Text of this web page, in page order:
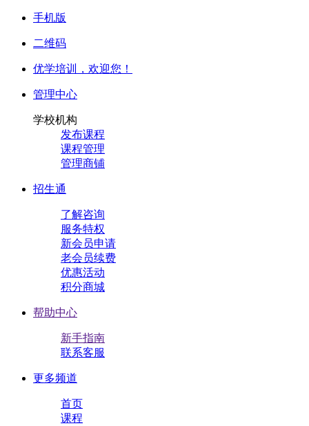
手机版
二维码
优学培训， 欢迎您！
管理中心
学校机构
发布课程
课程管理
管理商铺
招生通
了解咨询
服务特权
新会员申请
老会员续费
优惠活动
积分商城
帮助中心
新手指南
联系客服
更多频道
首页
课程